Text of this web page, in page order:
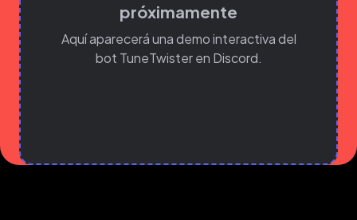
próximamente
Aquí aparecerá una demo interactiva del
bot TuneTwister en Discord.